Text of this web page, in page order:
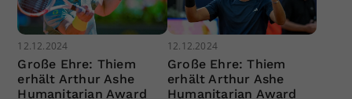
12.12.2024
Große Ehre: Thiem
erhält Arthur Ashe
Humanitarian Award
12.12.2024
Große Ehre: Thiem
erhält Arthur Ashe
Humanitarian Award